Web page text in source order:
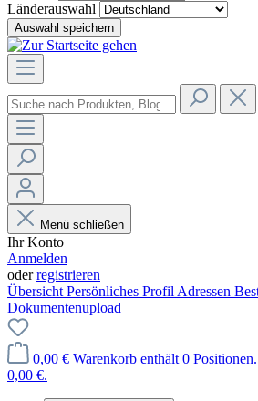
Länderauswahl
Auswahl speichern
Menü schließen
Ihr Konto
Anmelden
oderregistrieren
Übersicht Persönliches Profil Adressen
Dokumentenupload
0,00 € Warenkorb enthält 0
0,00 €.